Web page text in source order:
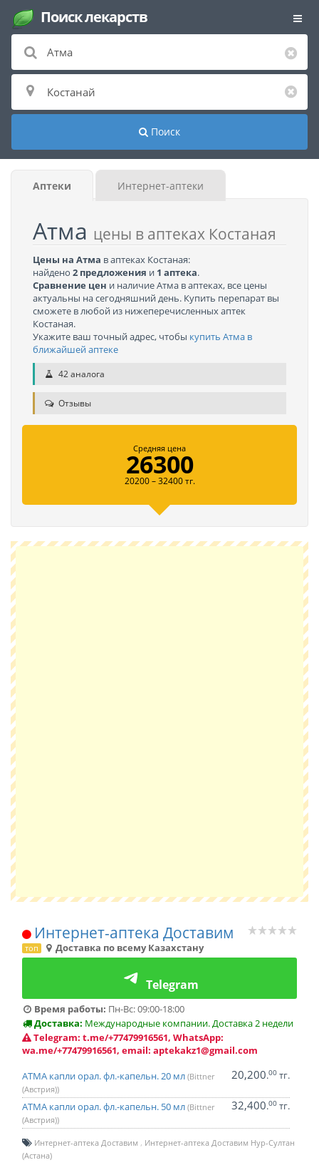
Поиск лекарств
Поиск
Аптеки Интернет-аптеки
Атма цены в аптеках Костаная
Цены на Атма в аптеках Костаная:
найдено 2 предложения и 1 аптека.
Сравнение цен и наличие Атма в аптеках, все цены
актуальны на сегодняшний день. Купить перепарат вы
сможете в любой из нижеперечисленных аптек
Костаная.
Укажите ваш точный адрес, чтобы купить Атма в
ближайшей аптеке
42 аналога
Отзывы
Средняя цена
26300
20200 – 32400 тг.
Интернет-аптека Доставим
топ Доставка по всему Казахстану
Telegram
Время работы: Пн-Вс: 09:00-18:00
Доставка: Международные компании. Доставка 2 недели
Telegram: t.me/+77479916561, WhatsApp:
wa.me/+77479916561, email: aptekakz1@gmail.com
АТМА капли орал. фл.-капельн. 20 мл (Bittner
(Австрия))
20,200.00 тг.
АТМА капли орал. фл.-капельн. 50 мл (Bittner
(Австрия))
32,400.00 тг.
Интернет-аптека Доставим
Интернет-аптека Доставим Нур-Султан
(Астана)